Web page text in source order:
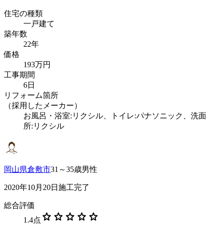
住宅の種類
一戸建て
築年数
22年
価格
193万円
工事期間
6日
リフォーム箇所
（採用したメーカー）
お風呂・浴室:リクシル、トイレ:パナソニック、洗面
所:リクシル
岡山県倉敷市31～35歳男性
2020年10月20日施工完了
総合評価
1.4点 star star star star star